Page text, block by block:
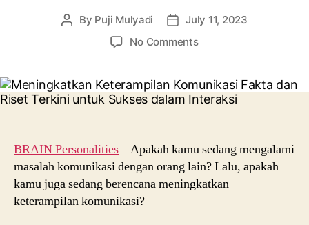
Post
By Puji Mulyadi
PostJuly 11, 2023
No Commentson
Komunikasi:
Fakta
Terkini
untuk
Sukses
BRAIN Personalities– Apakah kamu sedang mengalami
masalah komunikasi dengan orang lain? Lalu, apakah
kamu juga sedang berencana meningkatkan
keterampilan komunikasi?